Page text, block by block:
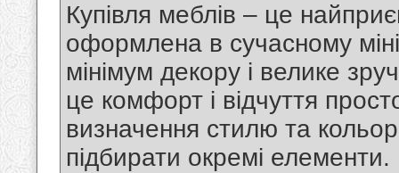
Купівля меблів – це
оформлена в сучасному
мінімум декору і велике
це комфорт і відчуття
визначення стилю та
підбирати окремі елементи.